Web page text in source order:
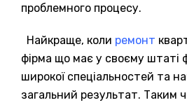
проблемного процесу.
Найкраще, коли ремонт
фірма що має у своєму штаті
широкої спеціальностей та
загальний результат. Таким